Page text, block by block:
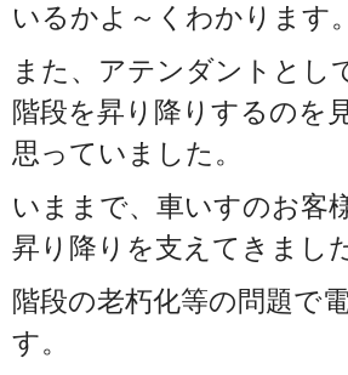
いるかよ～くわかります。
また、アテンダントとし
階段を昇り降りするのを
思っていました。
いままで、車いすのお客
昇り降りを支えてきまし
階段の老朽化等の問題で
す。